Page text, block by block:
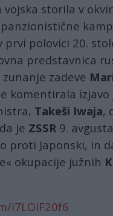
vojska storila v
prvi polovici 20.
predstavnica
zadeve
komentirala izjavo
Takeši Iwaja,
je ZSSR 9.
proti Japonski, in
okupacije južnih
i7LOlF20f6